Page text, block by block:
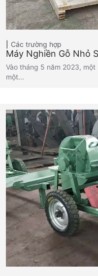
Các trường hợp
Máy Nghiền Gỗ Nhỏ
Vào tháng 5 năm 2023,
một...